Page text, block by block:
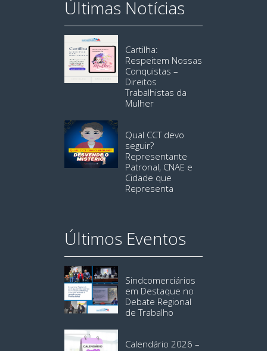
Últimas Notícias
Cartilha:
Respeitem Nossas
Conquistas –
Direitos
Trabalhistas da
Mulher
Qual CCT devo
seguir?
Representante
Patronal, CNAE e
Cidade que
Representa
Últimos Eventos
Sindcomerciários
em Destaque no
Debate Regional
de Trabalho
Calendário 2026 –